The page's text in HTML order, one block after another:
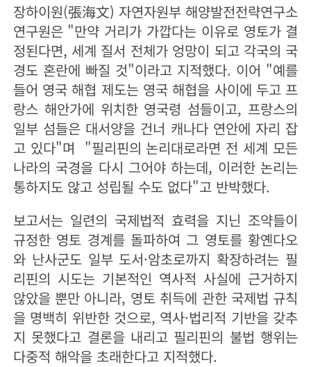
장하이원(張海文) 자연자원부 해양발전전략연구소
연구원은 "만약 거리가 가깝다는 이유로 영토가 결
정된다면, 세계 질서 전체가 엉망이 되고 각국의 국
경도 혼란에 빠질 것"이라고 지적했다. 이어 "예를
들어 영국 해협 제도는 영국 해협을 사이에 두고 프
랑스 해안가에 위치한 영국령 섬들이고, 프랑스의
일부 섬들은 대서양을 건너 캐나다 연안에 자리 잡
고 있다"며 "필리핀의 논리대로라면 전 세계 모든
나라의 국경을 다시 그어야 하는데, 이러한 논리는
통하지도 않고 성립될 수도 없다"고 반박했다.
보고서는 일련의 국제법적 효력을 지닌 조약들이
규정한 영토 경계를 돌파하여 그 영토를 황옌다오
와 난사군도 일부 도서·암초로까지 확장하려는 필
리핀의 시도는 기본적인 역사적 사실에 근거하지
않았을 뿐만 아니라, 영토 취득에 관한 국제법 규칙
을 명백히 위반한 것으로, 역사·법리적 기반을 갖추
지 못했다고 결론을 내리고 필리핀의 불법 행위는
다중적 해악을 초래한다고 지적했다.